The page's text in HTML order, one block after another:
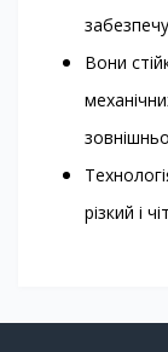
Вони
різкий і